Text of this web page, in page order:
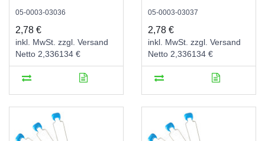
05-0003-03036
2,78 €
inkl. MwSt. zzgl. Versand
Netto 2,336134 €
05-0003-03037
2,78 €
inkl. MwSt. zzgl. Versand
Netto 2,336134 €